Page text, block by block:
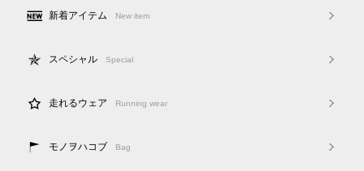
新着アイテム New item
スペシャル Special
走れるウェア Running wear
モノヲハコブ Bag